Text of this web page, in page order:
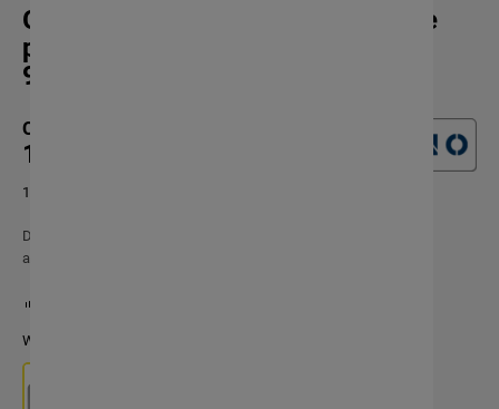
Gniazdo podtynkowe hermetyczne
podwójne IP55 Orno - OR-GM-
9047/B
Cena:
148,67 zł
120,87 zł netto
Do zamontowania w ścianie potrzebujesz puszki
alternatywnie
Warianty produktu